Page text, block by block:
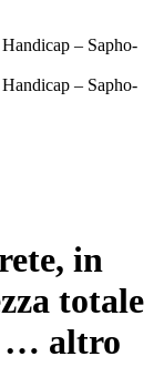
in
totale
… altro